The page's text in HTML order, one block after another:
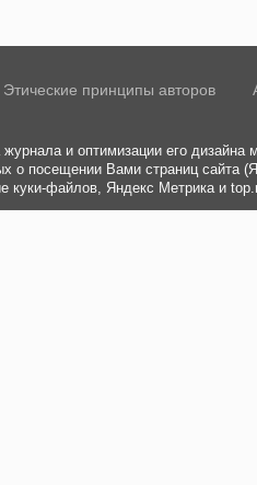
Этические принципы авторов
и оптимизации его
о посещении Вами страниц
куки-файлов, Яндекс Метрика и